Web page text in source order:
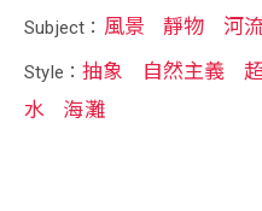
Subject： 風景 靜物 河流
Style：抽象 自然主義
水
海灘